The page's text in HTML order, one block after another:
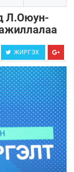
Л.Оюун-
ЖИРГЭХ